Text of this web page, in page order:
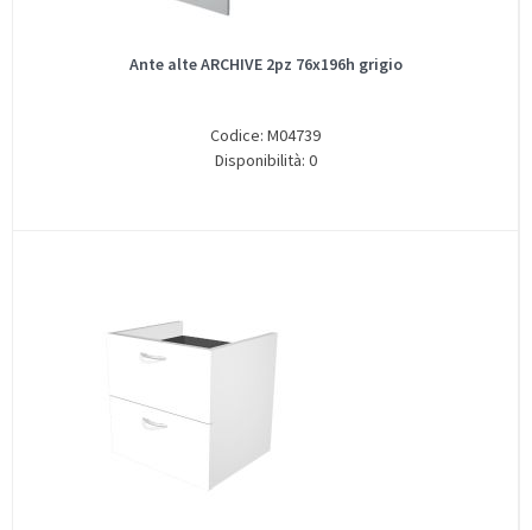
Ante alte ARCHIVE 2pz 76x196h grigio
Codice: M04739
Disponibilità: 0